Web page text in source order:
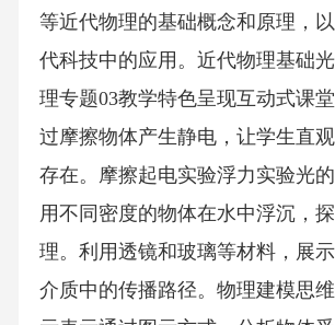
等近代物理的基础概念和原理，
代科技中的应用。近代物理基础
理专题03教学特色呈现互动式课
过摩擦物体产生静电，让学生直
存在。摩擦起电实验浮力实验光
用不同密度的物体在水中浮沉，
理。利用透镜和玻璃等材料，展
介质中的传播路径。物理建模思